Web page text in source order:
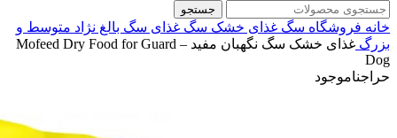
جستجو
خانه فروشگاه سگ غذای خشک سگ غذای سگ بالغ نژاد متوسط و
بزرگ
غذای خشک سگ نگهبان مفید – Mofeed Dry Food for Guard
Dog
حراجناموجود